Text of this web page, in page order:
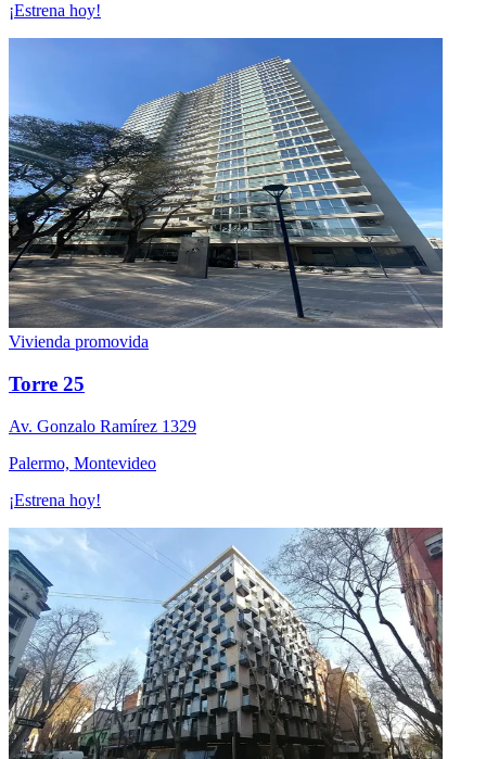
¡Estrena hoy!
Vivienda promovida
Torre 25
Av. Gonzalo Ramí­rez 1329
Palermo, Montevideo
¡Estrena hoy!